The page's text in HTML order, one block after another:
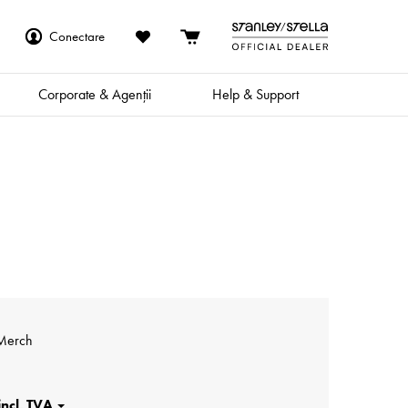
Conectare
Corporate & Agenții Help & Support